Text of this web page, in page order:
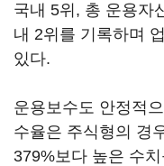
국내 5위, 총 운용자
내 2위를 기록하며
있다.
운용보수도 안정적
수율은 주식형의 경
379%보다 높은 수